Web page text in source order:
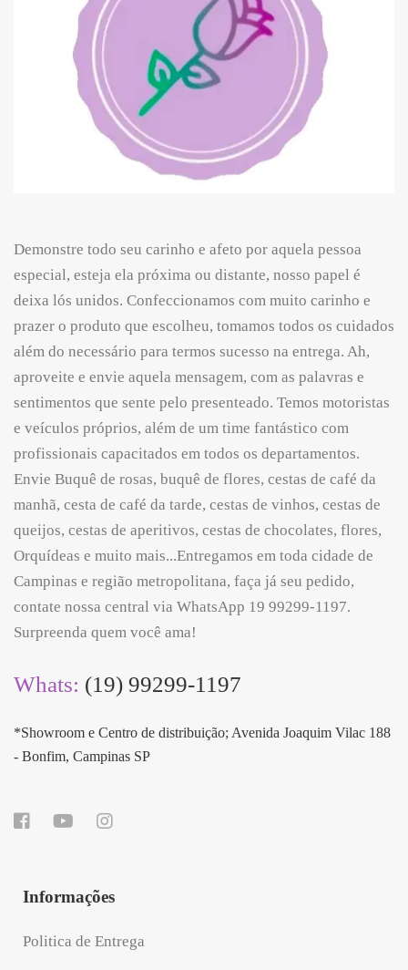
Demonstre todo seu carinho e afeto por aquela pessoa
especial, esteja ela próxima ou distante, nosso papel é
deixa lós unidos. Confeccionamos com muito carinho e
prazer o produto que escolheu, tomamos todos os cuidados
além do necessário para termos sucesso na entrega. Ah,
aproveite e envie aquela mensagem, com as palavras e
sentimentos que sente pelo presenteado. Temos motoristas
e veículos próprios, além de um time fantástico com
profissionais capacitados em todos os departamentos.
Envie Buquê de rosas, buquê de flores, cestas de café da
manhã, cesta de café da tarde, cestas de vinhos, cestas de
queijos, cestas de aperitivos, cestas de chocolates, flores,
Orquídeas e muito mais...Entregamos em toda cidade de
Campinas e região metropolitana, faça já seu pedido,
contate nossa central via WhatsApp 19 99299-1197.
Surpreenda quem você ama!
Whats: (19) 99299-1197
*Showroom e Centro de distribuição; Avenida Joaquim Vilac 188
- Bonfim, Campinas SP
Informações
Politica de Entrega